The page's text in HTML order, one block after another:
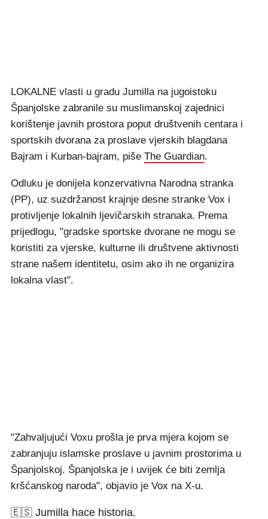
LOKALNE vlasti u gradu Jumilla na jugoistoku
Španjolske zabranile su muslimanskoj zajednici
korištenje javnih prostora poput društvenih centara i
sportskih dvorana za proslave vjerskih blagdana
Bajram i Kurban-bajram, piše The Guardian.
Odluku je donijela konzervativna Narodna stranka
(PP), uz suzdržanost krajnje desne stranke Vox i
protivljenje lokalnih ljevičarskih stranaka. Prema
prijedlogu, "gradske sportske dvorane ne mogu se
koristiti za vjerske, kulturne ili društvene aktivnosti
strane našem identitetu, osim ako ih ne organizira
lokalna vlast".
"Zahvaljujući Voxu prošla je prva mjera kojom se
zabranjuju islamske proslave u javnim prostorima u
Španjolskoj. Španjolska je i uvijek će biti zemlja
kršćanskog naroda", objavio je Vox na X-u.
🇪🇸 Jumilla hace historia.